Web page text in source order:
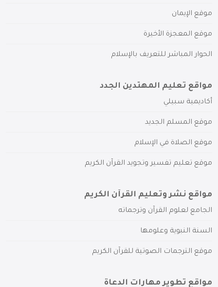
موقع الإيمان
موقع المعجزة الأخيرة
الحوار المباشر للتعريف بالإسلام
مواقع تعليم المهتدين الجدد
أكاديمية سبيلي
موقع المسلم الجديد
موقع الصلاة في الإسلام
موقع تعليم تفسير وتجويد القرآن الكريم
مواقع نشر وتعليم القرآن الكريم
الجامع لعلوم القرآن وترجماته
السنة النبوية وعلومها
موقع الترجمات الصوتية للقرآن الكريم
مواقع تطوير مهارات الدعاة